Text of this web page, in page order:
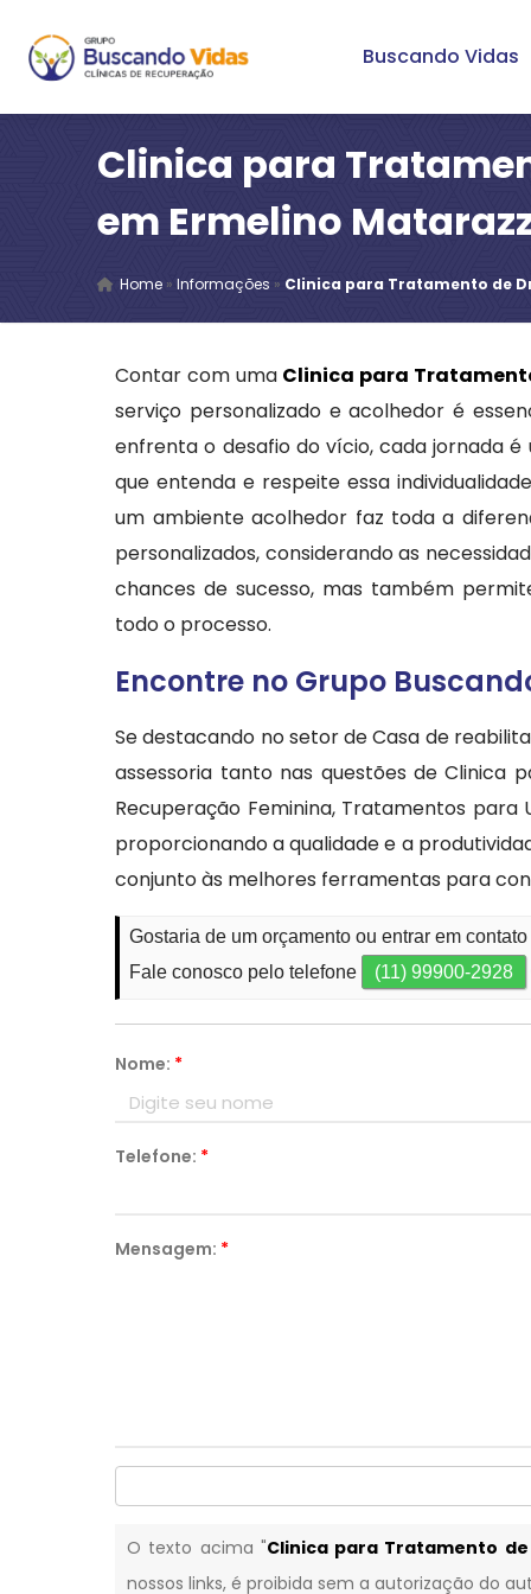
Buscando Vidas
Clinica para
em Ermelino
Home »Informações » Clinica para Tratamento de
Contar com uma Clinica para
serviço personalizado e acolhedor é
enfrenta o desafio do vício, cada jornada
que entenda e respeite essa
um ambiente acolhedor faz toda a
personalizados, considerando as
chances de sucesso, mas também
todo o processo.
Encontre no Grupo
Se destacando no setor de Casa de
assessoria tanto nas questões de Clinica
Recuperação Feminina, Tratamentos
proporcionando a qualidade e a
conjunto às melhores ferramentas para
Gostaria de um orçamento ou entrar em
Fale conosco pelo telefone
(11) 99900-2928
Nome: *
Telefone: *
Mensagem: *
O texto acima "Clinica para Tratamento
nossos links, é proibida sem a autorização do